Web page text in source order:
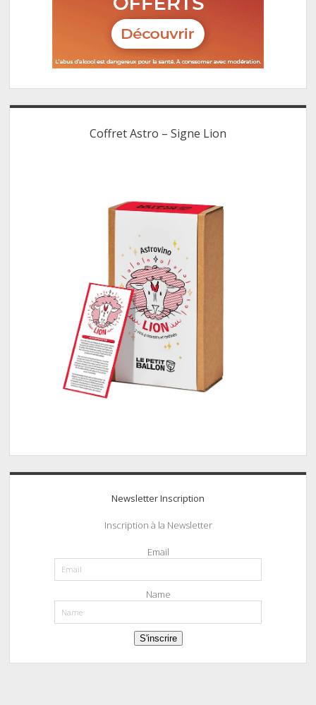
Coffret Astro – Signe Lion
Newsletter Inscription
Inscription à la Newsletter
Email
Name
S'inscrire